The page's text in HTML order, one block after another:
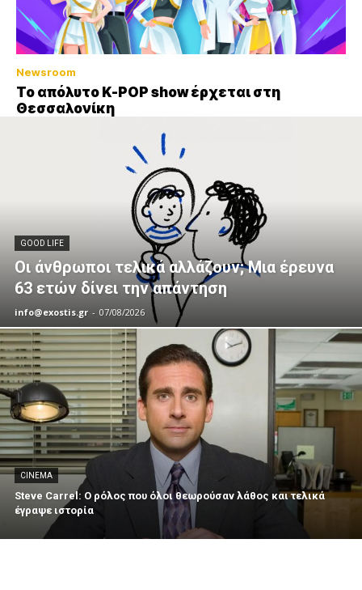
Newsroom
Το απόλυτο K-POP show έρχεται στη
Θεσσαλονίκη
GOOD LIFE
Οι άνθρωποι τελικά αλλάζουν; Μια έρευνα
63 ετών δίνει την απάντηση
info@exostis.gr - 07/08/2026
CINEMA
Steve Carrel: Ο ρόλος που όλοι θεωρούσαν λάθος και τελικά
έγραψε ιστορία